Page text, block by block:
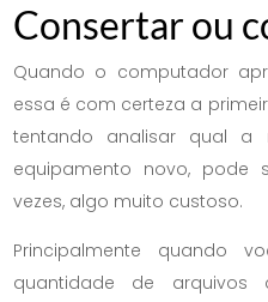
Consertar ou
Quando o computador
essa é com certeza a
tentando analisar qual a
equipamento novo, pode
vezes, algo muito custoso.
Principalmente quando
quantidade de